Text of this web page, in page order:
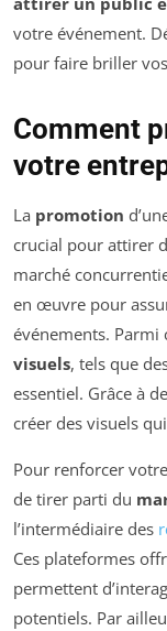
votre événement.
pour faire briller
Comment
votre
La promotion
crucial pour attirer
marché
en œuvre pour
événements. Parmi
visuels, tels que
essentiel. Grâce à
créer des visuels
Pour renforcer votre
de tirer parti du
l’intermédiaire des
Ces plateformes
permettent
potentiels. Par